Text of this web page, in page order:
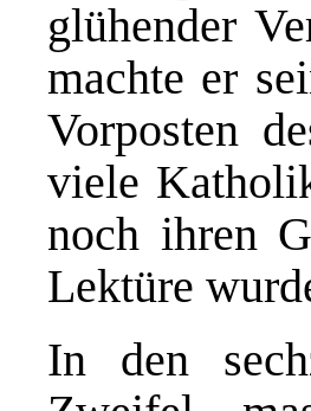
glühender
machte er
Vorposten
viele
noch ihren
Lektüre
In den